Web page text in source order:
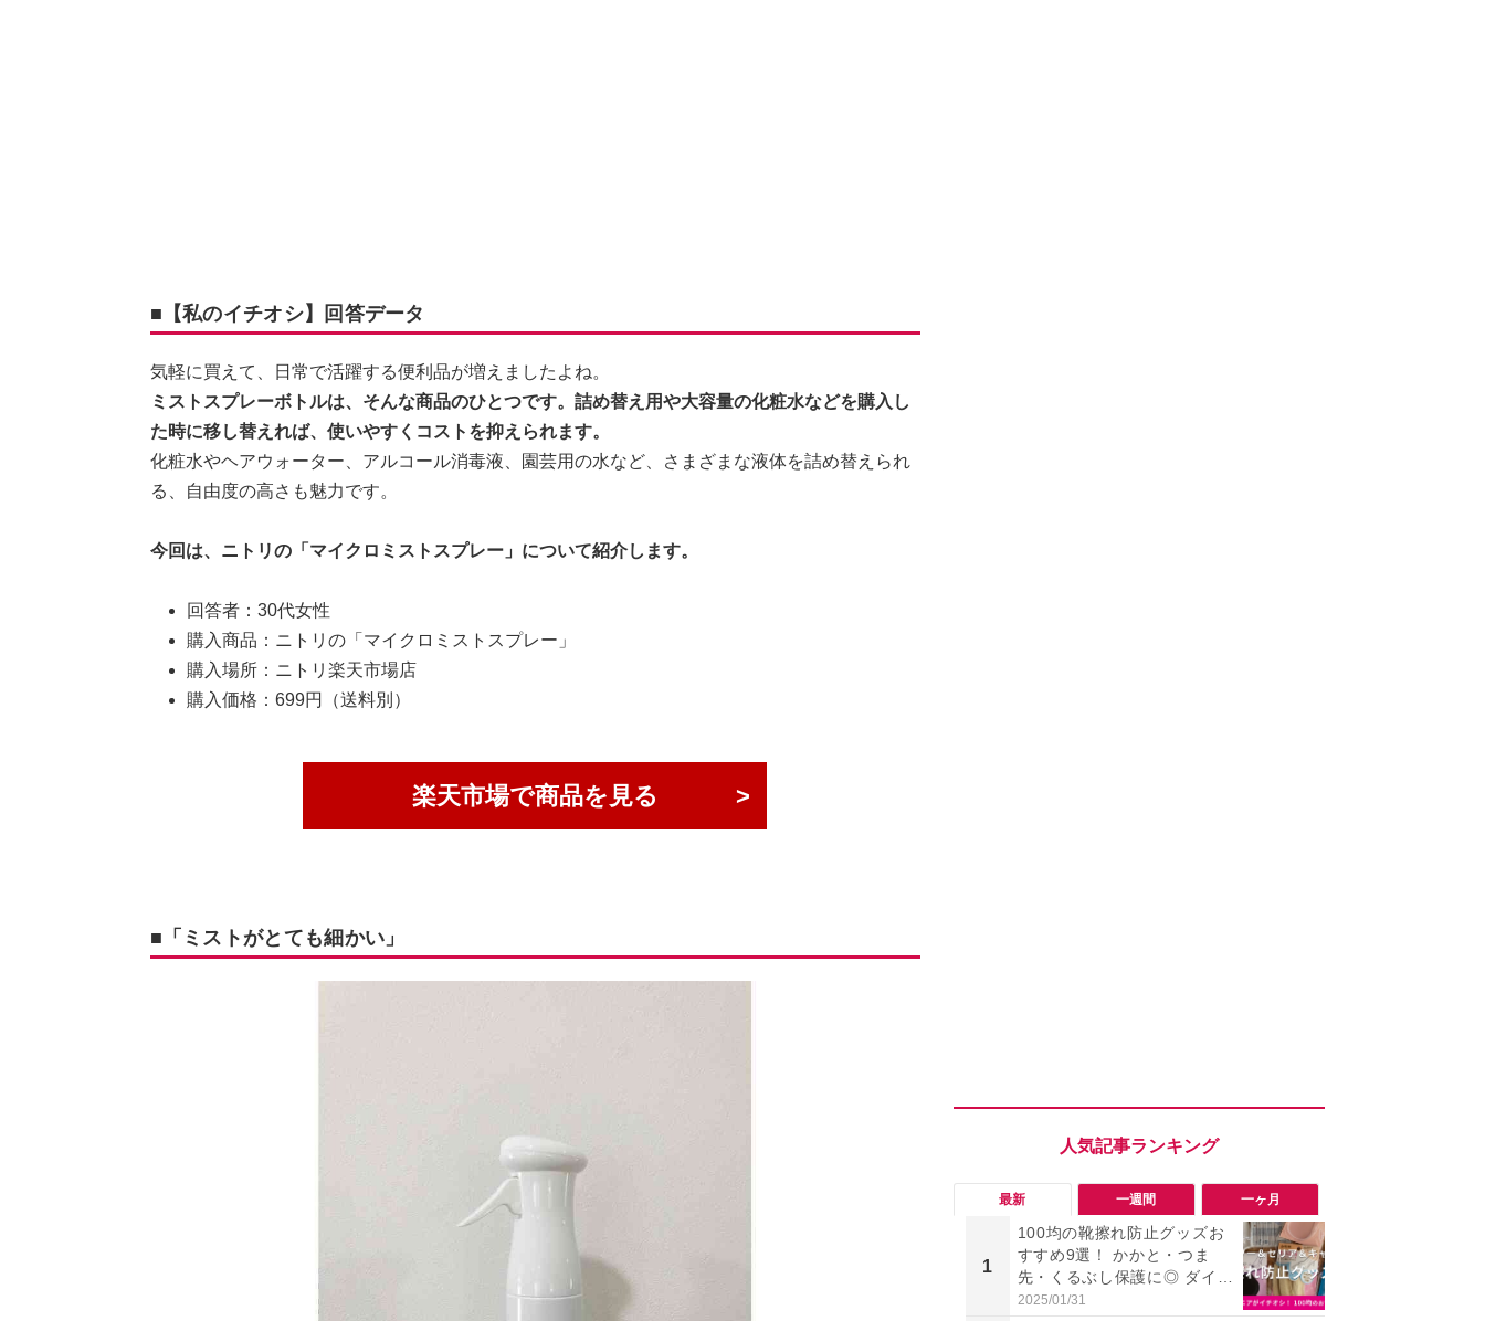
■【私のイチオシ】回答データ
気軽に買えて、日常で活躍する便利品が増えましたよね。
ミストスプレーボトルは、そんな商品のひとつです。詰め替え用や大容量の化粧水などを購入し
た時に移し替えれば、使いやすくコストを抑えられます。
化粧水やヘアウォーター、アルコール消毒液、園芸用の水など、さまざまな液体を詰め替えられ
る、自由度の高さも魅力です。
今回は、ニトリの「マイクロミストスプレー」について紹介します。
回答者：30代女性
購入商品：ニトリの「マイクロミストスプレー」
購入場所：ニトリ楽天市場店
購入価格：699円（送料別）
楽天市場で商品を見る
■「ミストがとても細かい」
最新 一週間 一ヶ月
1
100均の靴擦れ防止グッズお
すすめ9選！ かかと・つま
先・くるぶし保護に◎ ダイソ
ー・セリア・キャンドゥ
2025/01/31